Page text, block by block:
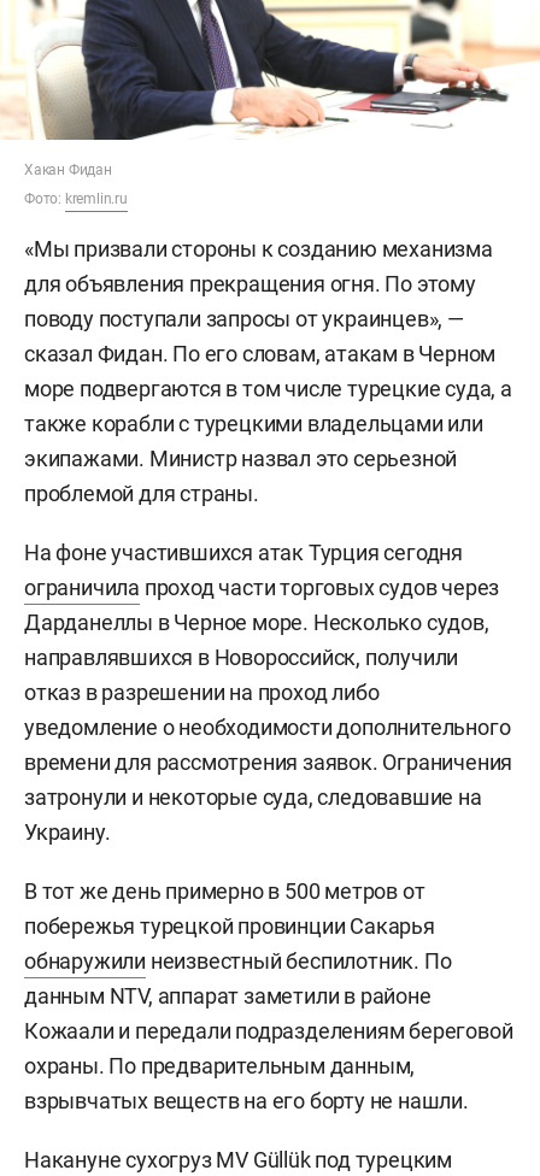
Хакан Фидан
Фото: kremlin.ru
«Мы призвали стороны к созданию механизма
для объявления прекращения огня. По этому
поводу поступали запросы от украинцев», —
сказал Фидан. По его словам, атакам в Черном
море подвергаются в том числе турецкие суда, а
также корабли с турецкими владельцами или
экипажами. Министр назвал это серьезной
проблемой для страны.
На фоне участившихся атак Турция сегодня
ограничила проход части торговых судов через
Дарданеллы в Черное море. Несколько судов,
направлявшихся в Новороссийск, получили
отказ в разрешении на проход либо
уведомление о необходимости дополнительного
времени для рассмотрения заявок. Ограничения
затронули и некоторые суда, следовавшие на
Украину.
В тот же день примерно в 500 метров от
побережья турецкой провинции Сакарья
обнаружили неизвестный беспилотник. По
данным NTV, аппарат заметили в районе
Кожаали и передали подразделениям береговой
охраны. По предварительным данным,
взрывчатых веществ на его борту не нашли.
Накануне сухогруз MV Güllük под турецким